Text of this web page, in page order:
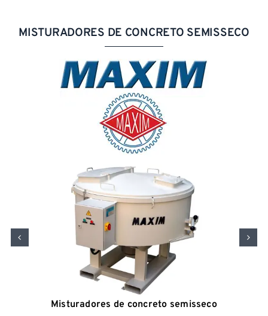
MISTURADORES DE CONCRETO SEMISSECO
Misturadores de concreto semisseco